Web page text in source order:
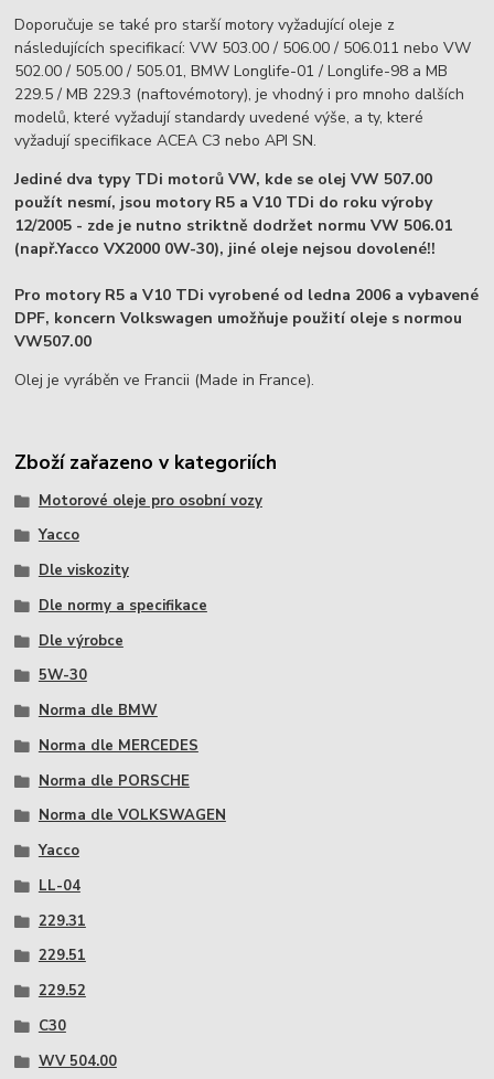
Doporučuje se také pro starší motory vyžadující oleje z
následujících specifikací: VW 503.00 / 506.00 / 506.011 nebo VW
502.00 / 505.00 / 505.01, BMW Longlife-01 / Longlife-98 a MB
229.5 / MB 229.3 (naftovémotory), je vhodný i pro mnoho dalších
modelů, které vyžadují standardy uvedené výše, a ty, které
vyžadují specifikace ACEA C3 nebo API SN.
Jediné dva typy TDi motorů VW, kde se olej VW 507.00
použít nesmí, jsou motory R5 a V10 TDi do roku výroby
12/2005 - zde je nutno striktně dodržet normu VW 506.01
(např.Yacco VX2000 0W-30), jiné oleje nejsou dovolené!!
Pro motory R5 a V10 TDi vyrobené od ledna 2006 a vybavené
DPF, koncern Volkswagen umožňuje použití oleje s normou
VW507.00
Olej je vyráběn ve Francii (Made in France).
Zboží zařazeno v kategoriích
Motorové oleje pro osobní vozy
Yacco
Dle viskozity
Dle normy a specifikace
Dle výrobce
5W-30
Norma dle BMW
Norma dle MERCEDES
Norma dle PORSCHE
Norma dle VOLKSWAGEN
Yacco
LL-04
229.31
229.51
229.52
C30
WV 504.00